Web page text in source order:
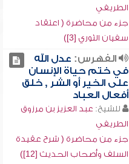
الطريفي
جزء من محاضرة ( اعتقاد
سفيان الثوري [3])
الفهرس: عدل الله
في ختم حياة الإنسان
على الخير أو الشر , خلق
أفعال العباد
للشيخ: عبد العزيز بن مرزوق
الطريفي
جزء من محاضرة ( شرح عقيدة
السلف وأصحاب الحديث [12])